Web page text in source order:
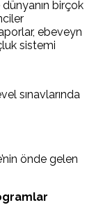
birçok
ebeveyn
sistemi
sınavlarında
önde gelen